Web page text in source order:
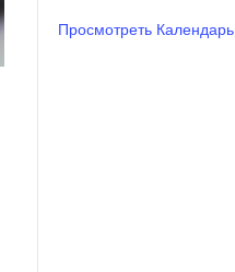
Просмотреть Календарь